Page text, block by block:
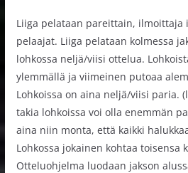
Liiga pelataan pareittain, ilmoittaja
pelaajat. Liiga pelataan kolmessa
lohkossa neljä/viisi ottelua.
ylemmällä ja viimeinen putoaa
Lohkoissa on aina neljä/viisi paria.
takia lohkoissa voi olla enemmän
aina niin monta, että kaikki
Lohkossa jokainen kohtaa toisensa
Otteluohjelma luodaan jakson